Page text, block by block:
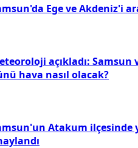
Ege ve Akdeniz'i
açıkladı:
hava nasıl olacak?
Atakum ilçesinde